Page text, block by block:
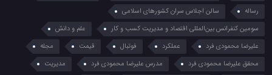
رساله
سالن اجلاس سران کشورهای اسلامی
سومین کنفرانس بین‌المللی اقتصاد و مدیریت کسب و کار
علم و دانش
علیرضا محمودی فرد
عملکرد فوتبال قیمت
مجله
محقق علیرضا محمودی فرد
مدرس علیرضا محمودی فرد مدیریت